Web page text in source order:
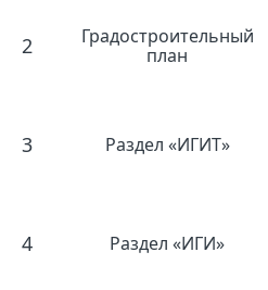
2
Градостроительный
план
3 Раздел «ИГИТ»
4 Раздел «ИГИ»